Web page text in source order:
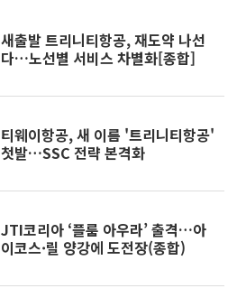
새출발 트리니티항공, 재도약 나선
다…노선별 서비스 차별화[종합]
티웨이항공, 새 이름 '트리니티항공'
첫발…SSC 전략 본격화
JTI코리아 ‘플룸 아우라’ 출격…아
이코스·릴 양강에 도전장(종합)